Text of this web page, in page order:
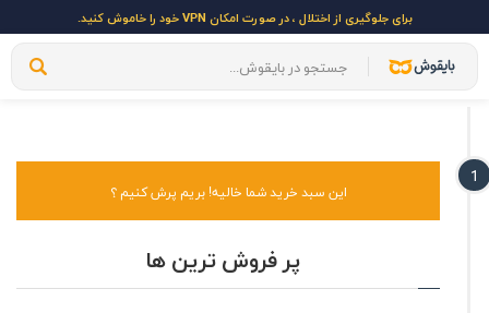
برای جلوگیری از اختلال ، در صورت امکان VPN خود را خاموش کنید.
1
این سبد خرید شما خالیه! بریم پرش کنیم ؟
پر فروش ترین ها